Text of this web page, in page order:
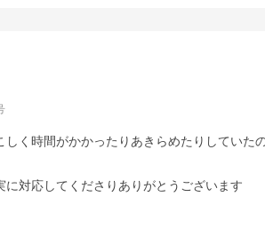
く時間がかかったりあきらめたりしていた
対応してくださりありがとうございます